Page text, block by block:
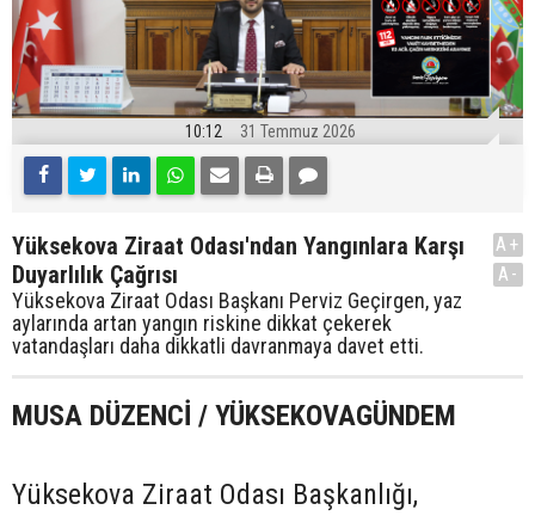
10:12 31 Temmuz 2026
Yüksekova Ziraat Odası'ndan Yangınlara Karşı
Duyarlılık Çağrısı
Yüksekova Ziraat Odası Başkanı Perviz Geçirgen, yaz
aylarında artan yangın riskine dikkat çekerek
vatandaşları daha dikkatli davranmaya davet etti.
A+
A-
MUSA DÜZENCİ / YÜKSEKOVAGÜNDEM
Yüksekova Ziraat Odası Başkanlığı,